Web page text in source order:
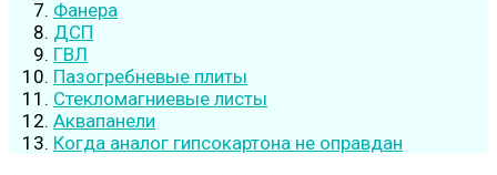
Фанера
ДСП
ГВЛ
Пазогребневые плиты
Стекломагниевые листы
Аквапанели
Когда аналог гипсокартона не оправдан